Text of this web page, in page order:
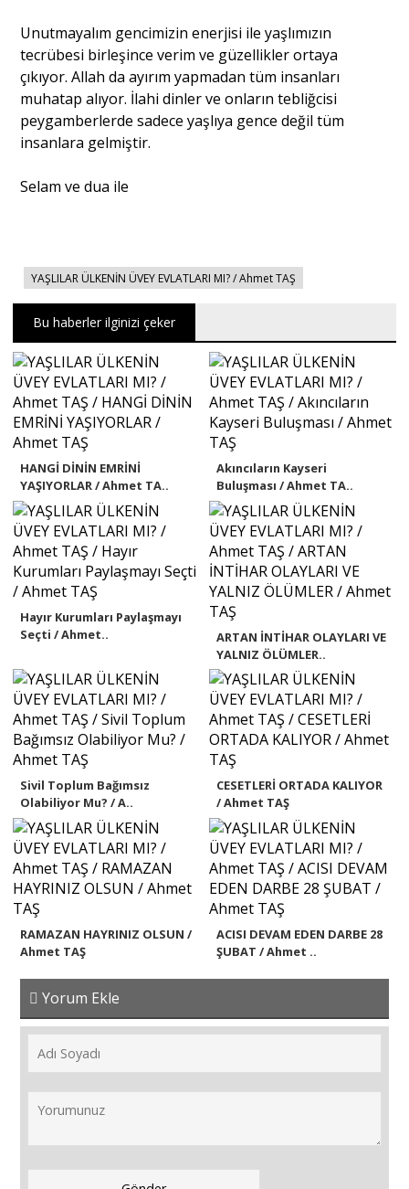
Unutmayalım gencimizin enerjisi ile yaşlımızın
tecrübesi birleşince verim ve güzellikler ortaya
çıkıyor. Allah da ayırım yapmadan tüm insanları
muhatap alıyor. İlahi dinler ve onların tebliğcisi
peygamberlerde sadece yaşlıya gence değil tüm
insanlara gelmiştir.
Selam ve dua ile
YAŞLILAR ÜLKENİN ÜVEY EVLATLARI MI? / Ahmet TAŞ
Bu haberler ilginizi çeker
HANGİ DİNİN EMRİNİ
YAŞIYORLAR / Ahmet TA..
Akıncıların Kayseri
Buluşması / Ahmet TA..
Hayır Kurumları Paylaşmayı
Seçti / Ahmet..
ARTAN İNTİHAR OLAYLARI VE
YALNIZ ÖLÜMLER..
Sivil Toplum Bağımsız
Olabiliyor Mu? / A..
CESETLERİ ORTADA KALIYOR
/ Ahmet TAŞ
RAMAZAN HAYRINIZ OLSUN /
Ahmet TAŞ
ACISI DEVAM EDEN DARBE 28
ŞUBAT / Ahmet ..
Yorum Ekle